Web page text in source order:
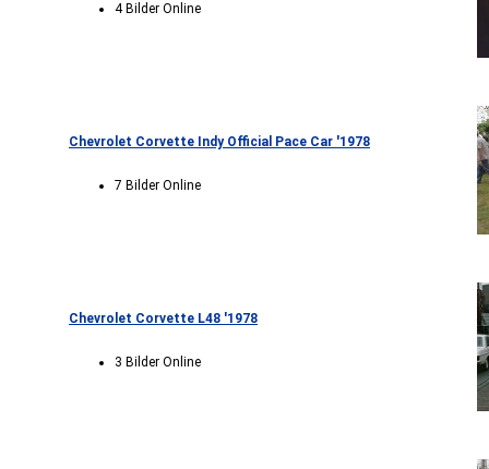
4 Bilder Online
Chevrolet Corvette Indy Official Pace Car '1978
7 Bilder Online
Chevrolet Corvette L48 '1978
3 Bilder Online